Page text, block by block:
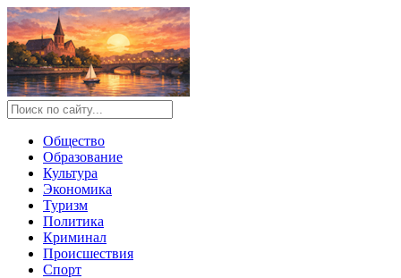
Общество
Образование
Культура
Экономика
Туризм
Политика
Криминал
Происшествия
Спорт